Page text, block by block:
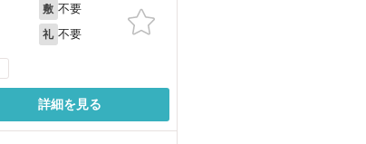
敷 不要
礼 不要
詳細を見る